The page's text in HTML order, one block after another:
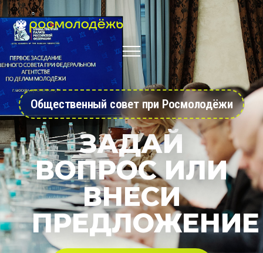
Общественный совет при Росмолодёжи
ЗАДАЙ
ВОПРОС ИЛИ
ВНЕСИ
ПРЕДЛОЖЕНИЕ